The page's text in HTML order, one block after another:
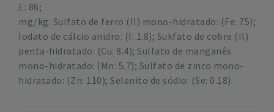
E: 86;
mg/kg: Sulfato de ferro (II) mono-hidratado: (Fe: 75);
Iodato de cálcio anidro: (I: 1.8); Sukfato de cobre (II)
penta-hidratado: (Cu: 8.4); Sulfato de manganês
mono-hidratado: (Mn: 5.7); Sulfato de zinco mono-
hidratado: (Zn: 110); Selenito de sódio: (Se: 0.18).